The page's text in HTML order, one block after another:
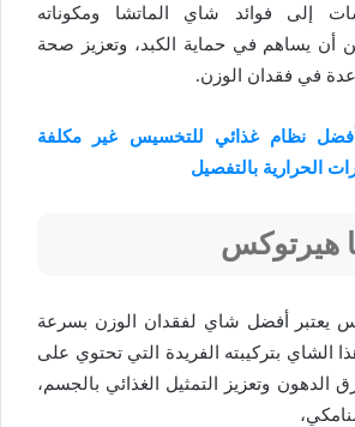
إلى فوائد شاي الماتشا ومكوناته
أن يساهم في حماية الكبد، وتعزيز صحة
في فقدان الوزن.
أفضل نظام غذائي للتخسيس غير مكلفة
الحرارية بالتفصيل
هيرتوكس
يعتبر أفضل شاي لفقدان الوزن بسرعة
الشاي بتركيبته الفريدة التي تحتوي على
الدهون وتعزيز التمثيل الغذائي بالجسم،